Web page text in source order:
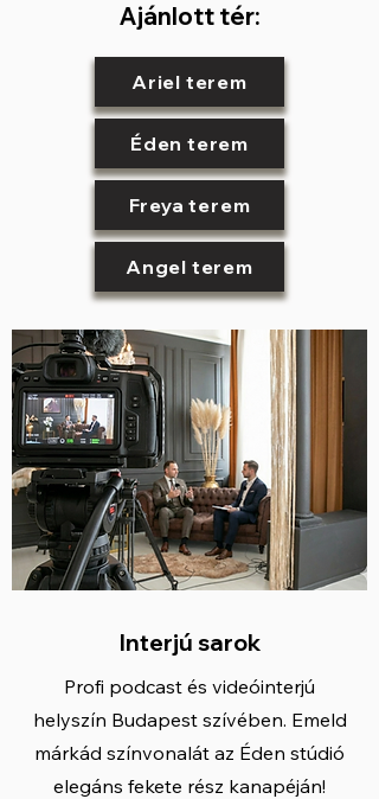
Ajánlott tér:
Ariel terem
Éden terem
Freya terem
Angel terem
Interjú sarok
Profi podcast és videóinterjú
helyszín Budapest szívében. Emeld
márkád színvonalát az Éden stúdió
elegáns fekete rész kanapéján!